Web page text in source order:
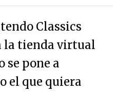
Classics
la tienda virtual
se pone a
el que quiera